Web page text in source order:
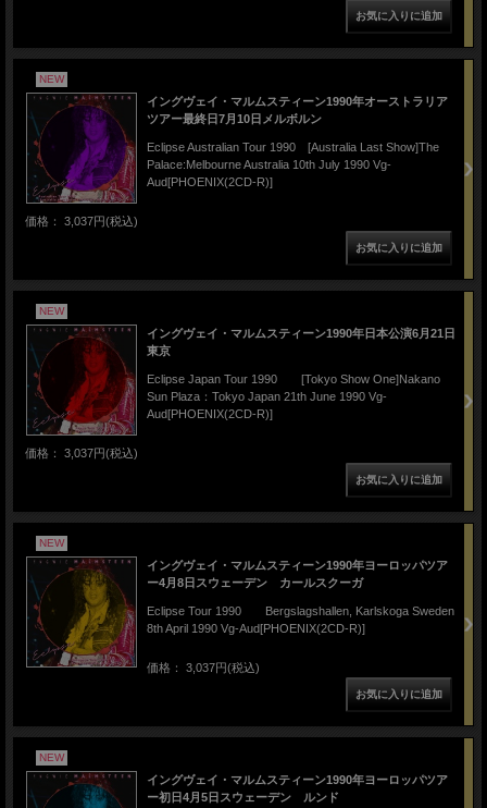
NEW
イングヴェイ・マルムスティーン1990年オーストラリア
ツアー最終日7月10日メルボルン
Eclipse Australian Tour 1990 [Australia Last Show]The
Palace:Melbourne Australia 10th July 1990 Vg-
Aud[PHOENIX(2CD-R)]
価格： 3,037円(税込)
NEW
イングヴェイ・マルムスティーン1990年日本公演6月21日
東京
Eclipse Japan Tour 1990 [Tokyo Show One]Nakano
Sun Plaza：Tokyo Japan 21th June 1990 Vg-
Aud[PHOENIX(2CD-R)]
価格： 3,037円(税込)
NEW
イングヴェイ・マルムスティーン1990年ヨーロッパツア
ー4月8日スウェーデン カールスクーガ
Eclipse Tour 1990 Bergslagshallen, Karlskoga Sweden
8th April 1990 Vg-Aud[PHOENIX(2CD-R)]
価格： 3,037円(税込)
NEW
イングヴェイ・マルムスティーン1990年ヨーロッパツア
ー初日4月5日スウェーデン ルンド